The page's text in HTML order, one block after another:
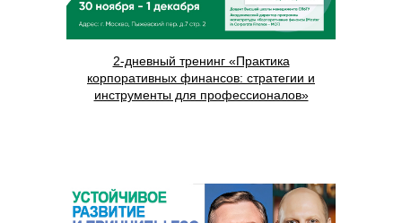
2-дневный тренинг «Практика
корпоративных финансов: стратегии и
инструменты для профессионалов»